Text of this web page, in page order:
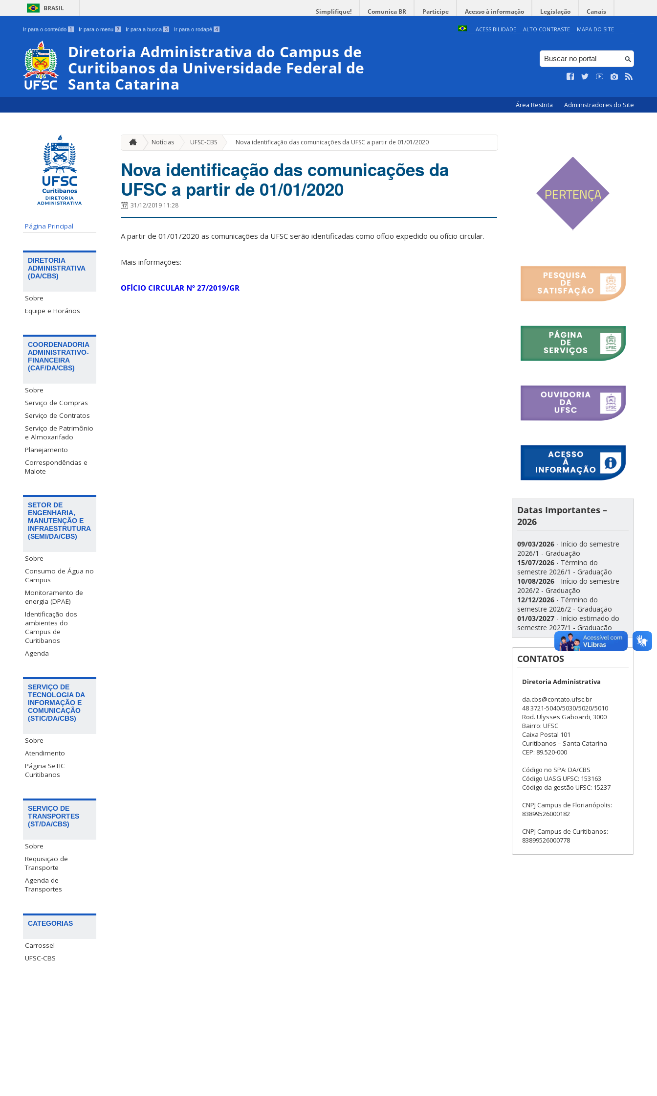
BRASIL Simplifique! Comunica BR Participe Acesso à informação Legislação Canais
Ir para o conteúdo 1 Ir para o menu 2 Ir para a busca 3 Ir para o rodapé 4 ACESSIBILIDADE ALTO CONTRASTE MAPA DO SITE
Diretoria Administrativa do Campus de
Curitibanos da Universidade Federal de
Santa Catarina
Área Restrita Administradores do Site
Página Principal
DIRETORIA
ADMINISTRATIVA
(DA/CBS)
Sobre
Equipe e Horários
COORDENADORIA
ADMINISTRATIVO-
FINANCEIRA
(CAF/DA/CBS)
Sobre
Serviço de Compras
Serviço de Contratos
Serviço de Patrimônio
e Almoxarifado
Planejamento
Correspondências e
Malote
SETOR DE
ENGENHARIA,
MANUTENÇÃO E
INFRAESTRUTURA
(SEMI/DA/CBS)
Sobre
Consumo de Água no
Campus
Monitoramento de
energia (DPAE)
Identificação dos
ambientes do
Campus de
Curitibanos
Agenda
SERVIÇO DE
TECNOLOGIA DA
INFORMAÇÃO E
COMUNICAÇÃO
(STIC/DA/CBS)
Sobre
Atendimento
Página SeTIC
Curitibanos
SERVIÇO DE
TRANSPORTES
(ST/DA/CBS)
Sobre
Requisição de
Transporte
Agenda de
Transportes
CATEGORIAS
Carrossel
UFSC-CBS
Notícias UFSC-CBS » Nova identificação das comunicações da UFSC a partir de 01/01/2020
Nova identificação das comunicações da
UFSC a partir de 01/01/2020
31/12/2019 11:28
A partir de 01/01/2020 as comunicações da UFSC serão identificadas como ofício expedido ou ofício circular.
Mais informações:
OFÍCIO CIRCULAR Nº 27/2019/GR
Datas Importantes –
2026
09/03/2026 - Início do semestre
2026/1 - Graduação
15/07/2026 - Término do
semestre 2026/1 - Graduação
10/08/2026 - Início do semestre
2026/2 - Graduação
12/12/2026 - Término do
semestre 2026/2 - Graduação
01/03/2027 - Início estimado do
semestre 2027/1 - Graduação
CONTATOS
Diretoria Administrativa
da.cbs@contato.ufsc.br
48 3721-5040/5030/5020/5010
Rod. Ulysses Gaboardi, 3000
Bairro: UFSC
Caixa Postal 101
Curitibanos – Santa Catarina
CEP: 89.520-000
Código no SPA: DA/CBS
Código UASG UFSC: 153163
Código da gestão UFSC: 15237
CNPJ Campus de Florianópolis:
83899526000182
CNPJ Campus de Curitibanos:
83899526000778